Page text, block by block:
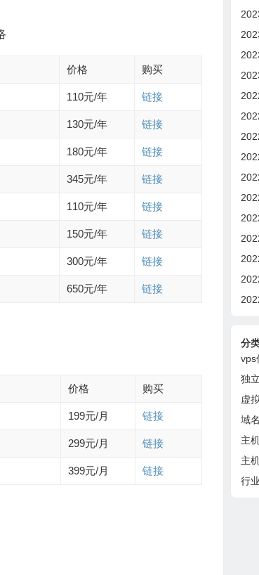
价格 购买
110元/年 链接
130元/年 链接
180元/年 链接
345元/年 链接
110元/年 链接
150元/年 链接
300元/年 链接
650元/年 链接
价格 购买
199元/月 链接
299元/月 链接
399元/月 链接
分
vps
独
虚
域
主
主
行